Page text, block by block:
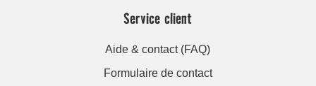
Service client
Aide & contact (FAQ)
Formulaire de contact